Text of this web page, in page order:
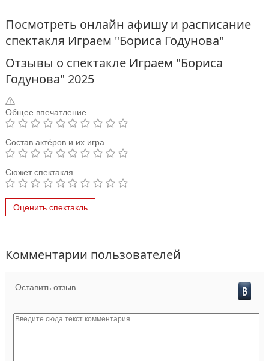
Посмотреть онлайн афишу и расписание
спектакля Играем "Бориса Годунова"
Отзывы о спектакле Играем "Бориса
Годунова" 2025
Общее впечатление
Состав актёров и их игра
Сюжет спектакля
Оценить спектакль
Комментарии пользователей
Оставить отзыв